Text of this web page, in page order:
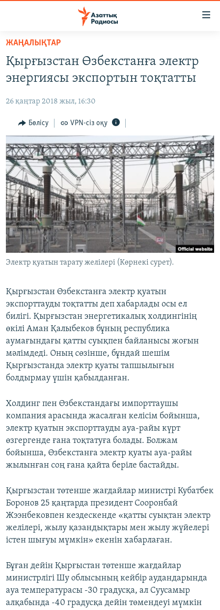
Skip
main
content
to
Navigation
Skip
to
Search
САЯСАТ
AZATTYQTV
ҚАҢТАР ОҚИҒАСЫ
АДАМ ҚҰҚЫҚТАРЫ
ӘЛЕУМЕТ
ӘЛЕМ
АРНАЙЫ ЖОБАЛАР
Русский
ЖАЗЫЛЫҢЫЗ
ЖАҢАЛЫҚТАР
Қырғызстан Өзбекстанға электр
энергиясы экспортын тоқтатты
26 қаңтар 2018 жыл, 16:30
Бөлісу VPN-сіз оқу
Электр қуатын тарату желілері (Көрнекі сурет).
Қырғызстан Өзбекстанға электр қуатын
экспорттауды тоқтатты деп хабарлады осы ел
билігі. Қырғызстан энергетикалық холдингінің
өкілі Аман Қалыбеков бұның республика
аумағындағы қатты суықпен байланысы жоғын
мәлімдеді. Оның сөзінше, бұндай шешім
Қырғызстанда электр қуаты тапшылығын
болдырмау үшін қабылданған.
Холдинг пен Өзбекстандағы импорттаушы
компания арасында жасалған келісім бойынша,
электр қуатын экспорттауды ауа-райы күрт
өзгергенде ғана тоқтатуға болады. Болжам
бойынша, Өзбекстанға электр қуаты ауа-райы
жылынған соң ғана қайта беріле бастайды.
Қырғызстан төтенше жағдайлар министрі Кубатбек
Боронов 25 қаңтарда президент Сооронбай
Жээнбековпен кездескенде «қатты суықтан электр
желілері, жылу қазандықтары мен жылу жүйелері
істен шығуы мүмкін» екенін хабарлаған.
Бұған дейін Қырғыстан төтенше жағдайлар
министрлігі Шу облысының кейбір аудандарында
ауа температурасы -30 градусқа, ал Суусамыр
алқабында -40 градусқа дейін төмендеуі мүмкін